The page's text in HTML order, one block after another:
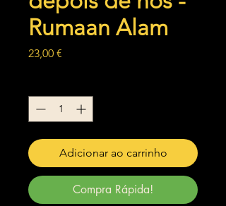
Rumaan Alam
23,00 €
Adicionar ao carrinho
Compra Rápida!